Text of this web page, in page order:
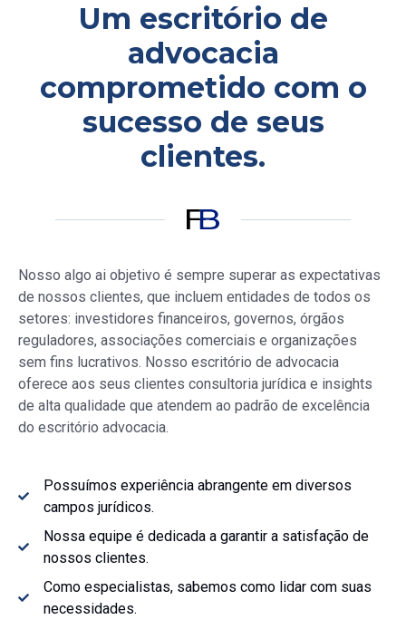
Um escritório de
advocacia
comprometido com o
sucesso de seus
clientes.
Nosso algo ai objetivo é sempre superar as expectativas
de nossos clientes, que incluem entidades de todos os
setores: investidores financeiros, governos, órgãos
reguladores, associações comerciais e organizações
sem fins lucrativos. Nosso escritório de advocacia
oferece aos seus clientes consultoria jurídica e insights
de alta qualidade que atendem ao padrão de excelência
do escritório advocacia.
Possuímos experiência abrangente em diversos
campos jurídicos.
Nossa equipe é dedicada a garantir a satisfação de
nossos clientes.
Como especialistas, sabemos como lidar com suas
necessidades.